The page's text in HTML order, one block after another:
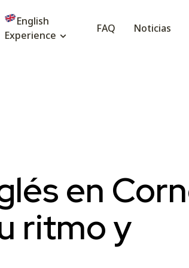
English
Experience
FAQ Noticias
en
ritmo y